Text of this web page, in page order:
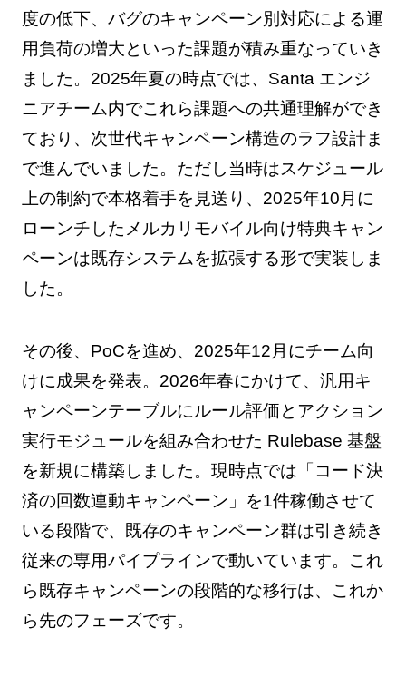
度の低下、バグのキャンペーン別対応による運
用負荷の増大といった課題が積み重なっていき
ました。2025年夏の時点では、Santa エンジ
ニアチーム内でこれら課題への共通理解ができ
ており、次世代キャンペーン構造のラフ設計ま
で進んでいました。ただし当時はスケジュール
上の制約で本格着手を見送り、2025年10月に
ローンチしたメルカリモバイル向け特典キャン
ペーンは既存システムを拡張する形で実装しま
した。
その後、PoCを進め、2025年12月にチーム向
けに成果を発表。2026年春にかけて、汎用キ
ャンペーンテーブルにルール評価とアクション
実行モジュールを組み合わせた Rulebase 基盤
を新規に構築しました。現時点では「コード決
済の回数連動キャンペーン」を1件稼働させて
いる段階で、既存のキャンペーン群は引き続き
従来の専用パイプラインで動いています。これ
ら既存キャンペーンの段階的な移行は、これか
ら先のフェーズです。